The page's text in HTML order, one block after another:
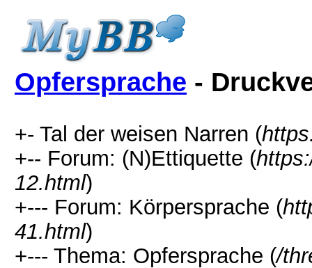
Opfersprache -
+- Tal der weisen Narren (
+-- Forum: (N)Ettiquette (
12.html)
+--- Forum: Körpersprache (
41.html)
+--- Thema: Opfersprache (/